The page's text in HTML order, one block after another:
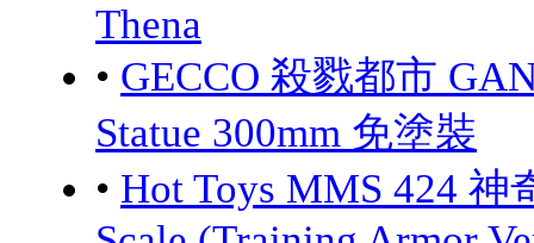
Thena
• GECCO 殺戮都市
Statue 300mm 免塗裝
• Hot Toys MMS 424 神